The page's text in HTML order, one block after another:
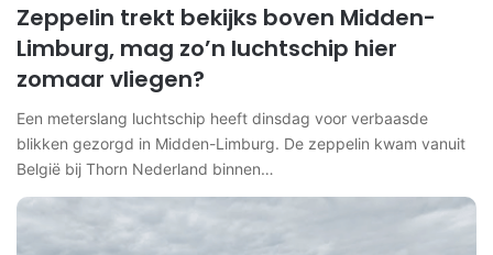
Zeppelin trekt bekijks boven Midden-
Limburg, mag zo’n luchtschip hier
zomaar vliegen?
Een meterslang luchtschip heeft dinsdag voor verbaasde
blikken gezorgd in Midden-Limburg. De zeppelin kwam vanuit
België bij Thorn Nederland binnen…